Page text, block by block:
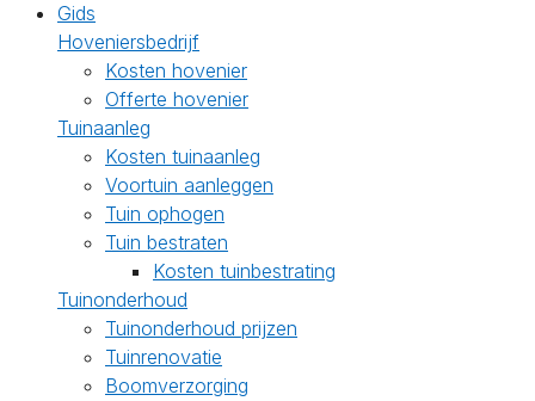
Gids
Hoveniersbedrijf
Kosten hovenier
Offerte hovenier
Tuinaanleg
Kosten tuinaanleg
Voortuin aanleggen
Tuin ophogen
Tuin bestraten
Kosten tuinbestrating
Tuinonderhoud
Tuinonderhoud prijzen
Tuinrenovatie
Boomverzorging